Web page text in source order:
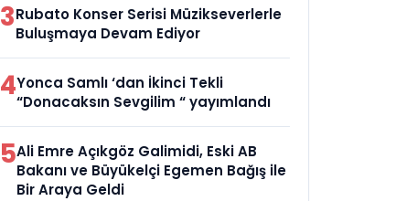
3Rubato Konser Serisi Müzikseverlerle
Buluşmaya Devam Ediyor
4Yonca Samlı ‘dan İkinci Tekli
“Donacaksın Sevgilim “ yayımlandı
5Ali Emre Açıkgöz Galimidi, Eski AB
Bakanı ve Büyükelçi Egemen Bağış ile
Bir Araya Geldi